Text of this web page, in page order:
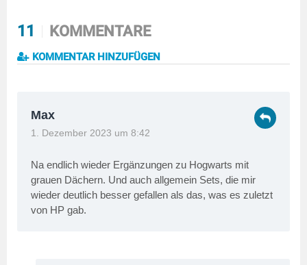
11 KOMMENTARE
KOMMENTAR HINZUFÜGEN
Max
1. Dezember 2023 um 8:42
Na endlich wieder Ergänzungen zu Hogwarts mit
grauen Dächern. Und auch allgemein Sets, die mir
wieder deutlich besser gefallen als das, was es zuletzt
von HP gab.